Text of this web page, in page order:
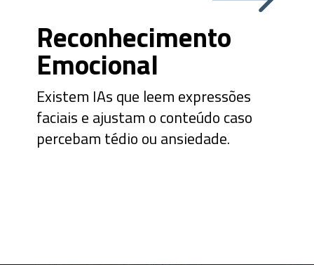
Existem IAs que leem expressões
faciais e ajustam o conteúdo caso
percebam tédio ou ansiedade.
Reconhecimento
Emocional